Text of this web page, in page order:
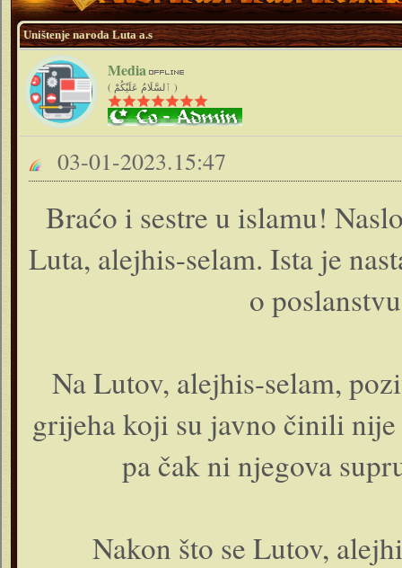
Uništenje naroda Luta a.s
Media
( ٱلسَّلَامُ عَلَيْكُمْ )
03-01-2023.15:47
Braćo i sestre u islamu!
Luta, alejhis-selam. Ista je
o
Na Lutov, alejhis-selam,
grijeha koji su javno činili
pa čak ni njegova
Nakon što se Lutov,